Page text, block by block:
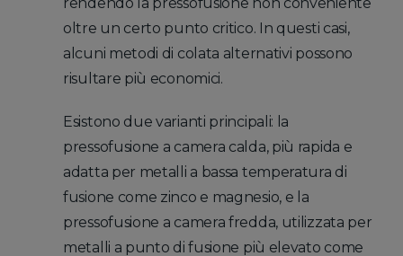
oltre un certo punto critico. In questi casi,
alcuni metodi di colata alternativi possono
risultare più economici.
Esistono due varianti principali: la
pressofusione a camera calda, più rapida e
adatta per metalli a bassa temperatura di
fusione come zinco e magnesio, e la
pressofusione a camera fredda, utilizzata per
metalli a punto di fusione più elevato come